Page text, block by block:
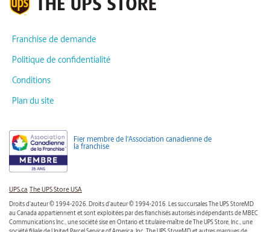
Franchise de demande
Politique de confidentialité
Conditions
Plan du site
Fier membre de l'Association canadienne de
la franchise
UPS.ca The UPS Store USA
Droits d'auteur © 1994-2026. Droits d'auteur © 1994-2016. Les succursales The UPS StoreMD
au Canada appartiennent et sont exploitées par des franchisés autorisés indépendants de MBEC
Communications Inc., une société sise en Ontario et titulaire-maître de The UPS Store, Inc., une